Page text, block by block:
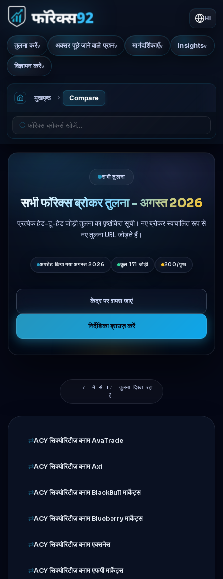
तुलना करेंv अक्सर पूछे जाने वाले प्रश्नv मार्गदर्शिकाएँv Insightsv
विज्ञापन करेंv
HI
मुखपृष्ठ Compare
सभी तुलना
सभी फॉरेक्स ब्रोकर तुलना - अगस्त 2026
प्रत्येक हेड-टू-हेड जोड़ी तुलना का पृष्ठांकित सूची। नए ब्रोकर स्वचालित रूप से
नए तुलना URL जोड़ते हैं।
अपडेट किया गया अगस्त 2026 कुल 171 जोड़ी 200/पृष्ठ
केंद्र पर वापस जाएं
निर्देशिका ब्राउज़ करें
1-171 में से 171 तुलना दिखा रहा
है।
ACY सिक्योरिटीज़ बनाम AvaTrade
ACY सिक्योरिटीज़ बनाम Axi
ACY सिक्योरिटीज़ बनाम BlackBull मार्केट्स
ACY सिक्योरिटीज़ बनाम Blueberry मार्केट्स
ACY सिक्योरिटीज़ बनाम एक्सनेस
ACY सिक्योरिटीज़ बनाम एफपी मार्केट्स